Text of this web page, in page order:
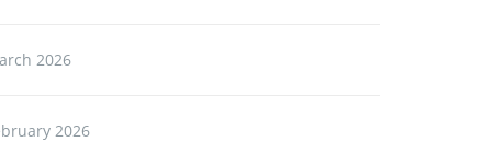
2026
2026